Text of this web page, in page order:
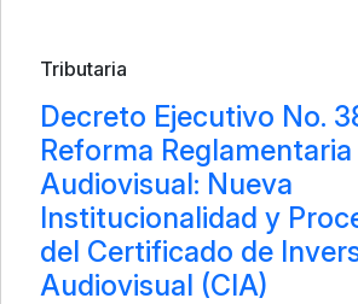
Tributaria
Decreto Ejecutivo No.
Reforma
Audiovisual: Nueva
Institucionalidad y
del Certificado de
Audiovisual (CIA)